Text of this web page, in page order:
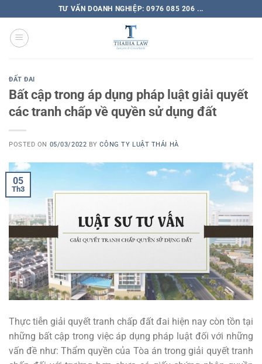
TƯ VẤN DOANH NGHIỆP: 0976 085 206 ...
ĐẤT ĐAI
Bất cập trong áp dụng pháp luật giải quyết
các tranh chấp về quyền sử dụng đất
POSTED ON 05/03/2022 BYCÔNG TY LUẬT THÁI HÀ
05
Th3
Thực tiễn giải quyết tranh chấp đất đai hiện nay còn tồn tại
những bất cập trong việc áp dụng pháp luật đối với những
vấn đề như: Thẩm quyền của Tòa án trong giải quyết tranh